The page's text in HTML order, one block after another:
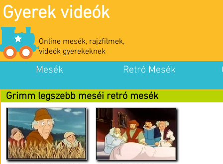
Gyerek videók
Online mesék, rajzfilmek,
videók gyerekeknek
Mesék Retró Mesék
Grimm legszebb meséi retró mesék